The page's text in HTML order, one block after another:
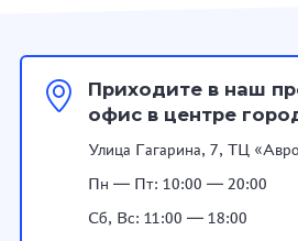
Приходите в наш
офис в центре
Улица Гагарина, 7, ТЦ
Пн — Пт: 10:00 — 20:00
Сб, Вс: 11:00 — 18:00